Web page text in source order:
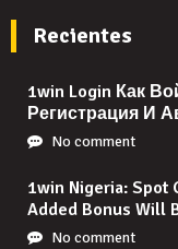
Recientes
1win Login Как
Регистрация И
No comment
1win Nigeria: Spot
Added Bonus Will
No comment